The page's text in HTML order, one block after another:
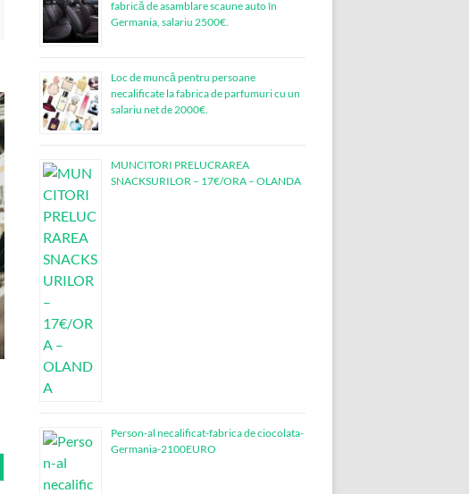
fabrică de asamblare scaune auto în
Germania, salariu 2500€.
Loc de muncǎ pentru persoane
necalificate la fabrica de parfumuri cu un
salariu net de 2000€.
MUNCITORI PRELUCRAREA
SNACKSURILOR – 17€/ORA – OLANDA
Person-al necalificat-fabrica de ciocolata-
Germania-2100EURO